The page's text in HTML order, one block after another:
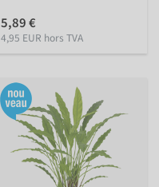
5,89 €
4,95 EUR hors TVA